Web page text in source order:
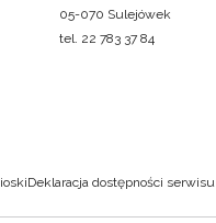
05-070 Sulejówek
tel. 22 783 37 84
Deklaracja dostępności serwisu